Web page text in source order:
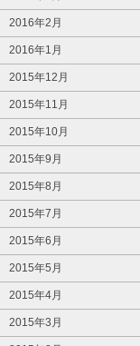
2016年2月
2016年1月
2015年12月
2015年11月
2015年10月
2015年9月
2015年8月
2015年7月
2015年6月
2015年5月
2015年4月
2015年3月